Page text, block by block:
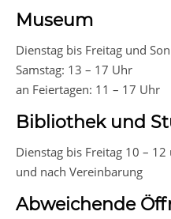
Museum
Dienstag bis Freitag und
Samstag: 13 – 17 Uhr
an Feiertagen: 11 – 17 Uhr
Bibliothek und
Dienstag bis Freitag 10 –
und nach Vereinbarung
Abweichende